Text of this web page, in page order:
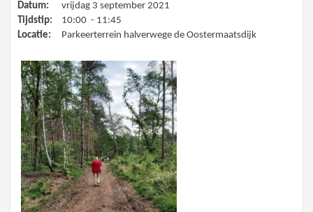
Datum:
vrijdag 3 september 2021
Tijdstip:
10:00 - 11:45
Locatie:
Parkeerterrein halverwege de Oostermaatsdijk